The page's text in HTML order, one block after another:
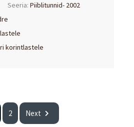
Seeria:Piiblitunnid- 2002
korintlastele
2 Next